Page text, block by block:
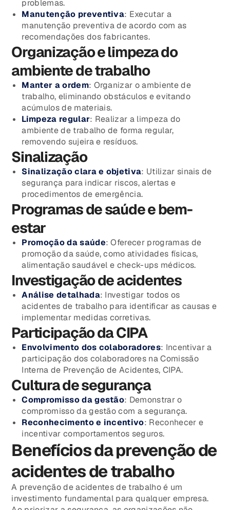
problemas.
Manutenção preventiva: Executar a
manutenção preventiva de acordo com as
recomendações dos fabricantes.
Organização e limpeza do
ambiente de trabalho
Manter a ordem: Organizar o ambiente de
trabalho, eliminando obstáculos e evitando
acúmulos de materiais.
Limpeza regular: Realizar a limpeza do
ambiente de trabalho de forma regular,
removendo sujeira e resíduos.
Sinalização
Sinalização clara e objetiva: Utilizar sinais de
segurança para indicar riscos, alertas e
procedimentos de emergência.
Programas de saúde e bem-
estar
Promoção da saúde: Oferecer programas de
promoção da saúde, como atividades físicas,
alimentação saudável e check-ups médicos.
Investigação de acidentes
Análise detalhada: Investigar todos os
acidentes de trabalho para identificar as causas e
implementar medidas corretivas.
Participação da CIPA
Envolvimento dos colaboradores: Incentivar a
participação dos colaboradores na Comissão
Interna de Prevenção de Acidentes, CIPA.
Cultura de segurança
Compromisso da gestão: Demonstrar o
compromisso da gestão com a segurança.
Reconhecimento e incentivo: Reconhecer e
incentivar comportamentos seguros.
Benefícios da prevenção de
acidentes de trabalho
A prevenção de acidentes de trabalho é um
investimento fundamental para qualquer empresa.